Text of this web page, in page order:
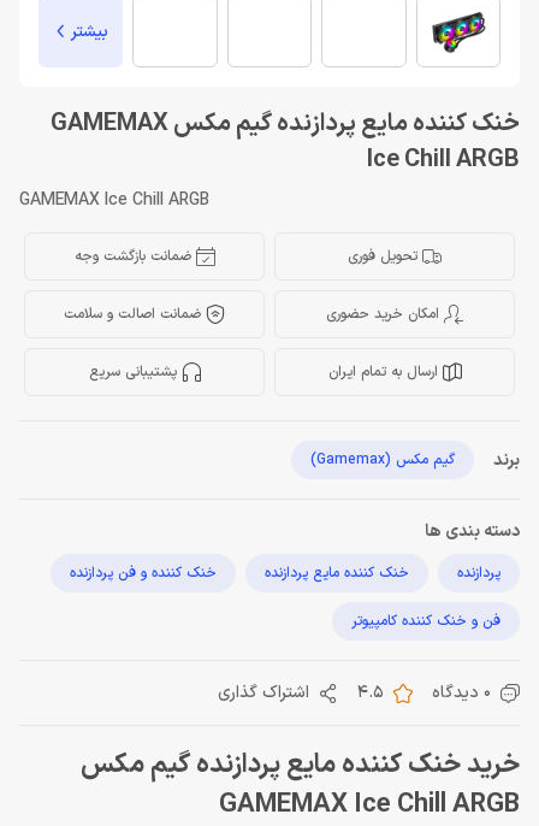
بیشتر
خنک کننده مایع پردازنده گیم مکس GAMEMAX
Ice Chill ARGB
GAMEMAX Ice Chill ARGB
تحویل فوری ضمانت بازگشت وجه
امکان خرید حضوری ضمانت اصالت و سلامت
ارسال به تمام ایران پشتیبانی سریع
برند گیم مکس (Gamemax)
دسته بندی ها
پردازنده خنک کننده مایع پردازنده خنک کننده و فن پردازنده
فن و خنک کننده کامپیوتر
0 دیدگاه 4.5 اشتراک گذاری
خرید خنک کننده مایع پردازنده گیم مکس
GAMEMAX Ice Chill ARGB